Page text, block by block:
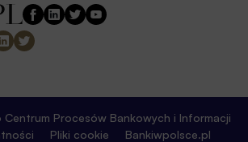
Procesów Bankowych i Informacji
Pliki cookie Bankiwpolsce.pl